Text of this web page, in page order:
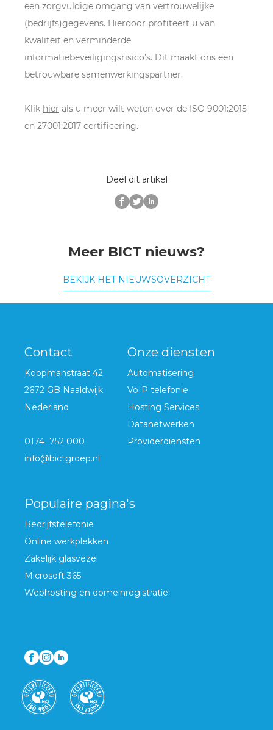
een zorgvuldige omgang van vertrouwelijke
(bedrijfs)gegevens. Hierdoor profiteert u van
kwaliteit en verminderde
informatiebeveiligingsrisico’s. Dit maakt ons een
betrouwbare samenwerkingspartner.
Klik hier als u meer wilt weten over de ISO 9001:2015
en 27001:2017 certificering.
Deel dit artikel
Meer BICT nieuws?
BEKIJK HET NIEUWSOVERZICHT
Contact
Koopmanstraat 42
2672 GB Naaldwijk
Nederland
0174 752 000
info@bictgroep.nl
Onze diensten
Automatisering
VoIP telefonie
Hosting Services
Datanetwerken
Providerdiensten
Populaire pagina's
Bedrijfstelefonie
Online werkplekken
Zakelijk glasvezel
Microsoft 365
Webhosting en domeinregistratie